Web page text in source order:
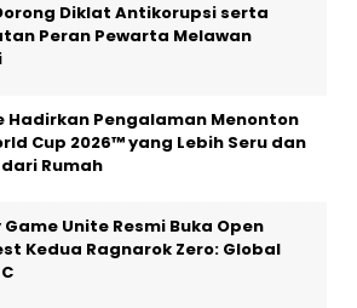
Diklat Antikorupsi serta
Peran Pewarta Melawan
Hadirkan Pengalaman Menonton
Cup 2026™ yang Lebih Seru dan
Rumah
Unite Resmi Buka Open
Kedua Ragnarok Zero: Global